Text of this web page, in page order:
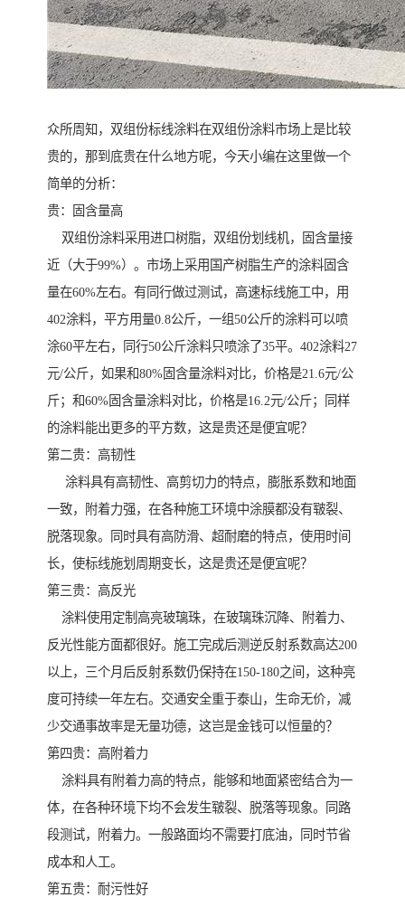
众所周知，双组份标线涂料在双组份涂料市场上是比较
贵的，那到底贵在什么地方呢，今天小编在这里做一个
简单的分析：
贵：固含量高
双组份涂料采用进口树脂，双组份划线机，固含量接
近（大于99%）。市场上采用国产树脂生产的涂料固含
量在60%左右。有同行做过测试，高速标线施工中，用
402涂料，平方用量0.8公斤，一组50公斤的涂料可以喷
涂60平左右，同行50公斤涂料只喷涂了35平。402涂料27
元/公斤，如果和80%固含量涂料对比，价格是21.6元/公
斤；和60%固含量涂料对比，价格是16.2元/公斤；同样
的涂料能出更多的平方数，这是贵还是便宜呢？
第二贵：高韧性
涂料具有高韧性、高剪切力的特点，膨胀系数和地面
一致，附着力强，在各种施工环境中涂膜都没有皲裂、
脱落现象。同时具有高防滑、超耐磨的特点，使用时间
长，使标线施划周期变长，这是贵还是便宜呢？
第三贵：高反光
涂料使用定制高亮玻璃珠，在玻璃珠沉降、附着力、
反光性能方面都很好。施工完成后测逆反射系数高达200
以上，三个月后反射系数仍保持在150-180之间，这种亮
度可持续一年左右。交通安全重于泰山，生命无价，减
少交通事故率是无量功德，这岂是金钱可以恒量的？
第四贵：高附着力
涂料具有附着力高的特点，能够和地面紧密结合为一
体，在各种环境下均不会发生皲裂、脱落等现象。同路
段测试，附着力。一般路面均不需要打底油，同时节省
成本和人工。
第五贵：耐污性好